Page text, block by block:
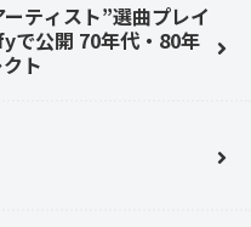
ティスト”選曲プレイ
で公開 70年代・80年
ト